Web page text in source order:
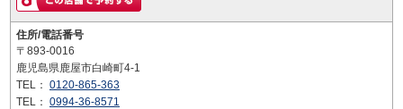
住所/電話番号
〒893-0016
鹿児島県鹿屋市白崎町4-1
TEL： 0120-865-363
TEL： 0994-36-8571